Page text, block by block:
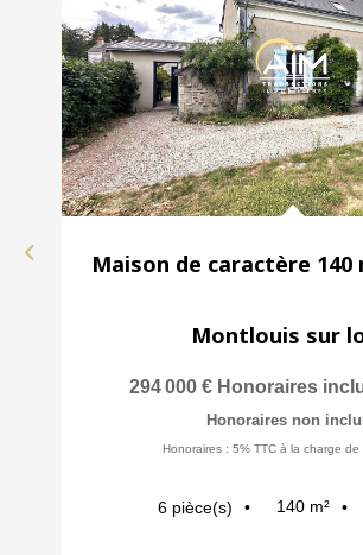
Montlouis sur
294 000 € Honoraires
Honoraires non
Honoraires : 5% TTC à la charge de
6 pièce(s) 140 m²